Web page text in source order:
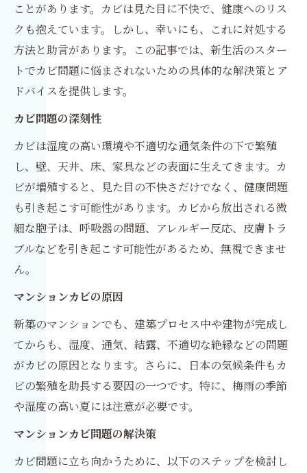
ことがあります。カビは見た目に不快で、健康へのリス
クも抱えています。しかし、幸いにも、これに対処する
方法と助言があります。この記事では、新生活のスター
トでカビ問題に悩まされないための具体的な解決策とア
ドバイスを提供します。
カビ問題の深刻性
カビは湿度の高い環境や不適切な通気条件の下で繁殖
し、壁、天井、床、家具などの表面に生えてきます。カ
ビが増殖すると、見た目の不快さだけでなく、健康問題
も引き起こす可能性があります。カビから放出される微
細な胞子は、呼吸器の問題、アレルギー反応、皮膚トラ
ブルなどを引き起こす可能性があるため、無視できませ
ん。
マンションカビの原因
新築のマンションでも、建築プロセス中や建物が完成し
てからも、湿度、通気、結露、不適切な絶縁などの問題
がカビの原因となります。さらに、日本の気候条件もカ
ビの繁殖を助長する要因の一つです。特に、梅雨の季節
や湿度の高い夏には注意が必要です。
マンションカビ問題の解決策
カビ問題に立ち向かうために、以下のステップを検討し